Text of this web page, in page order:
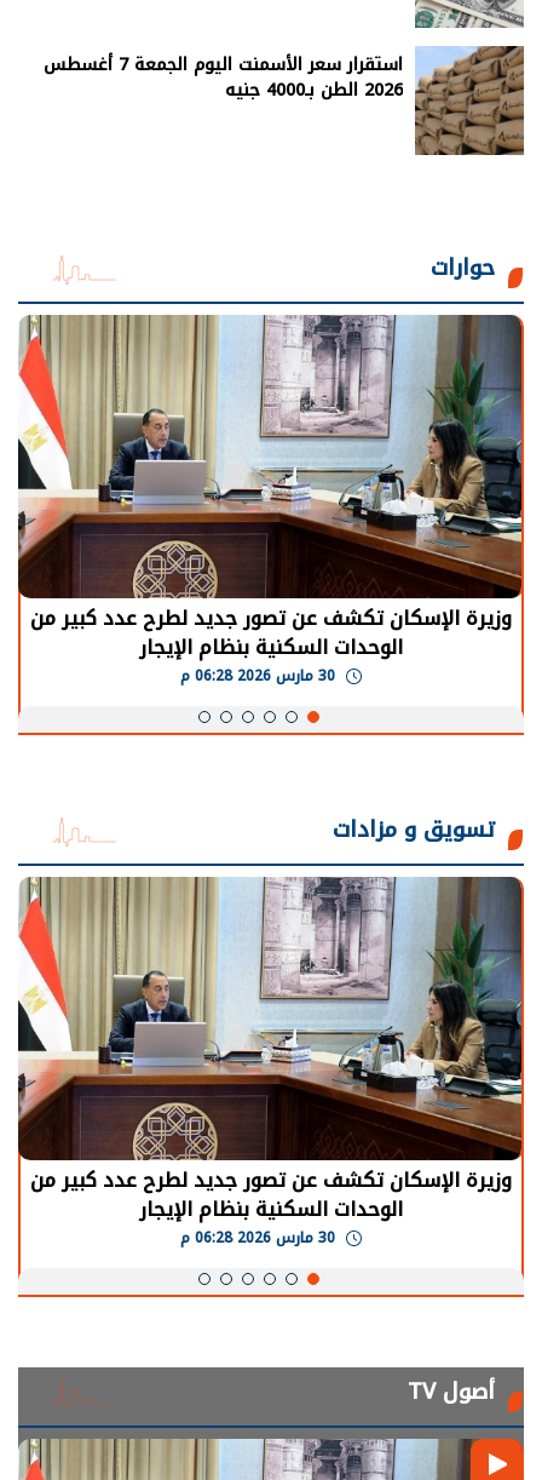
استقرار سعر الأسمنت اليوم الجمعة 7 أغسطس
2026 الطن بـ4000 جنيه
حوارات
وزيرة الإسكان تكشف عن تصور جديد لطرح عدد كبير من
الوحدات السكنية بنظام الإيجار
تسويق و مزادات
وزيرة الإسكان تكشف عن تصور جديد لطرح عدد كبير من
الوحدات السكنية بنظام الإيجار
أصول TV